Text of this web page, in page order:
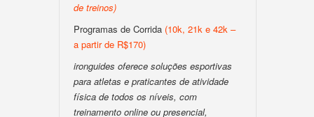
de treinos)
Programas de Corrida (10k, 21k e 42k –
a partir de R$170)
ironguides oferece soluções esportivas
para atletas e praticantes de atividade
física de todos os níveis, com
treinamento online ou presencial,